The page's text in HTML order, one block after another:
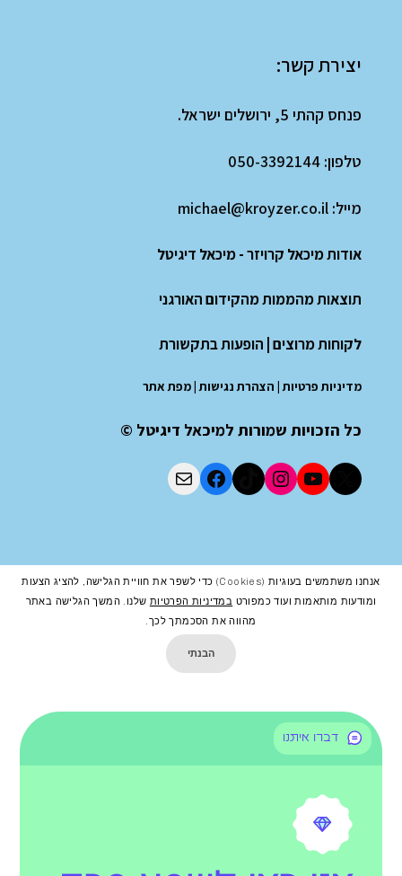
יצירת קשר:
פנחס קהתי 5, ירושלים ישראל.
טלפון: 050-3392144
מייל: michael@kroyzer.co.il
אודות מיכאל קרויזר - מיכאל דיגיטל
תוצאות מהממות מהקידום האורגני
לקוחות מרוצים הופעות בתקשורת
מדיניות פרטיות| הצהרת נגישות|מפת אתר
כל הזכויות שמורות למיכאל דיגיטל ©
אנחנו משתמשים בעוגיות (cookies) כדי לשפר את חוויית הגלישה, להציג הצעות
ומודעות מותאמות ועוד כמפורט במדיניות הפרטיות שלנו. המשך הגלישה באתר
מהווה את הסכמתך לכך.
הבנתי
דברו איתנו